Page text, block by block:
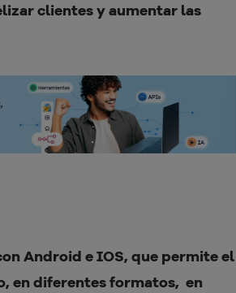
clientes y aumentar las
Android e IOS, que permite el
en diferentes formatos, en